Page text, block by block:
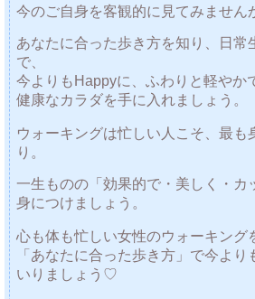
今のご自身を客観的に見てみません
あなたに合った歩き方を知り、日常
で、
今よりもHappyに、ふわりと軽やか
健康なカラダを手に入れましょう。
ウォーキングは忙しい人こそ、最も
り。
一生ものの「効果的で・美しく・カ
身につけましょう。
心も体も忙しい女性のウォーキング
「あなたに合った歩き方」で今より
いりましょう♡